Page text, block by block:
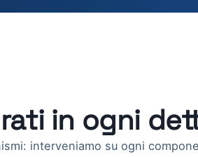
in ogni
interveniamo su ogni